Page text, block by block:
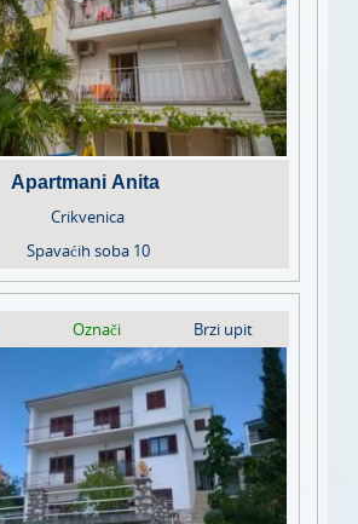
Apartmani Anita
Crikvenica
Spavaćih soba 10
Označi Brzi upit